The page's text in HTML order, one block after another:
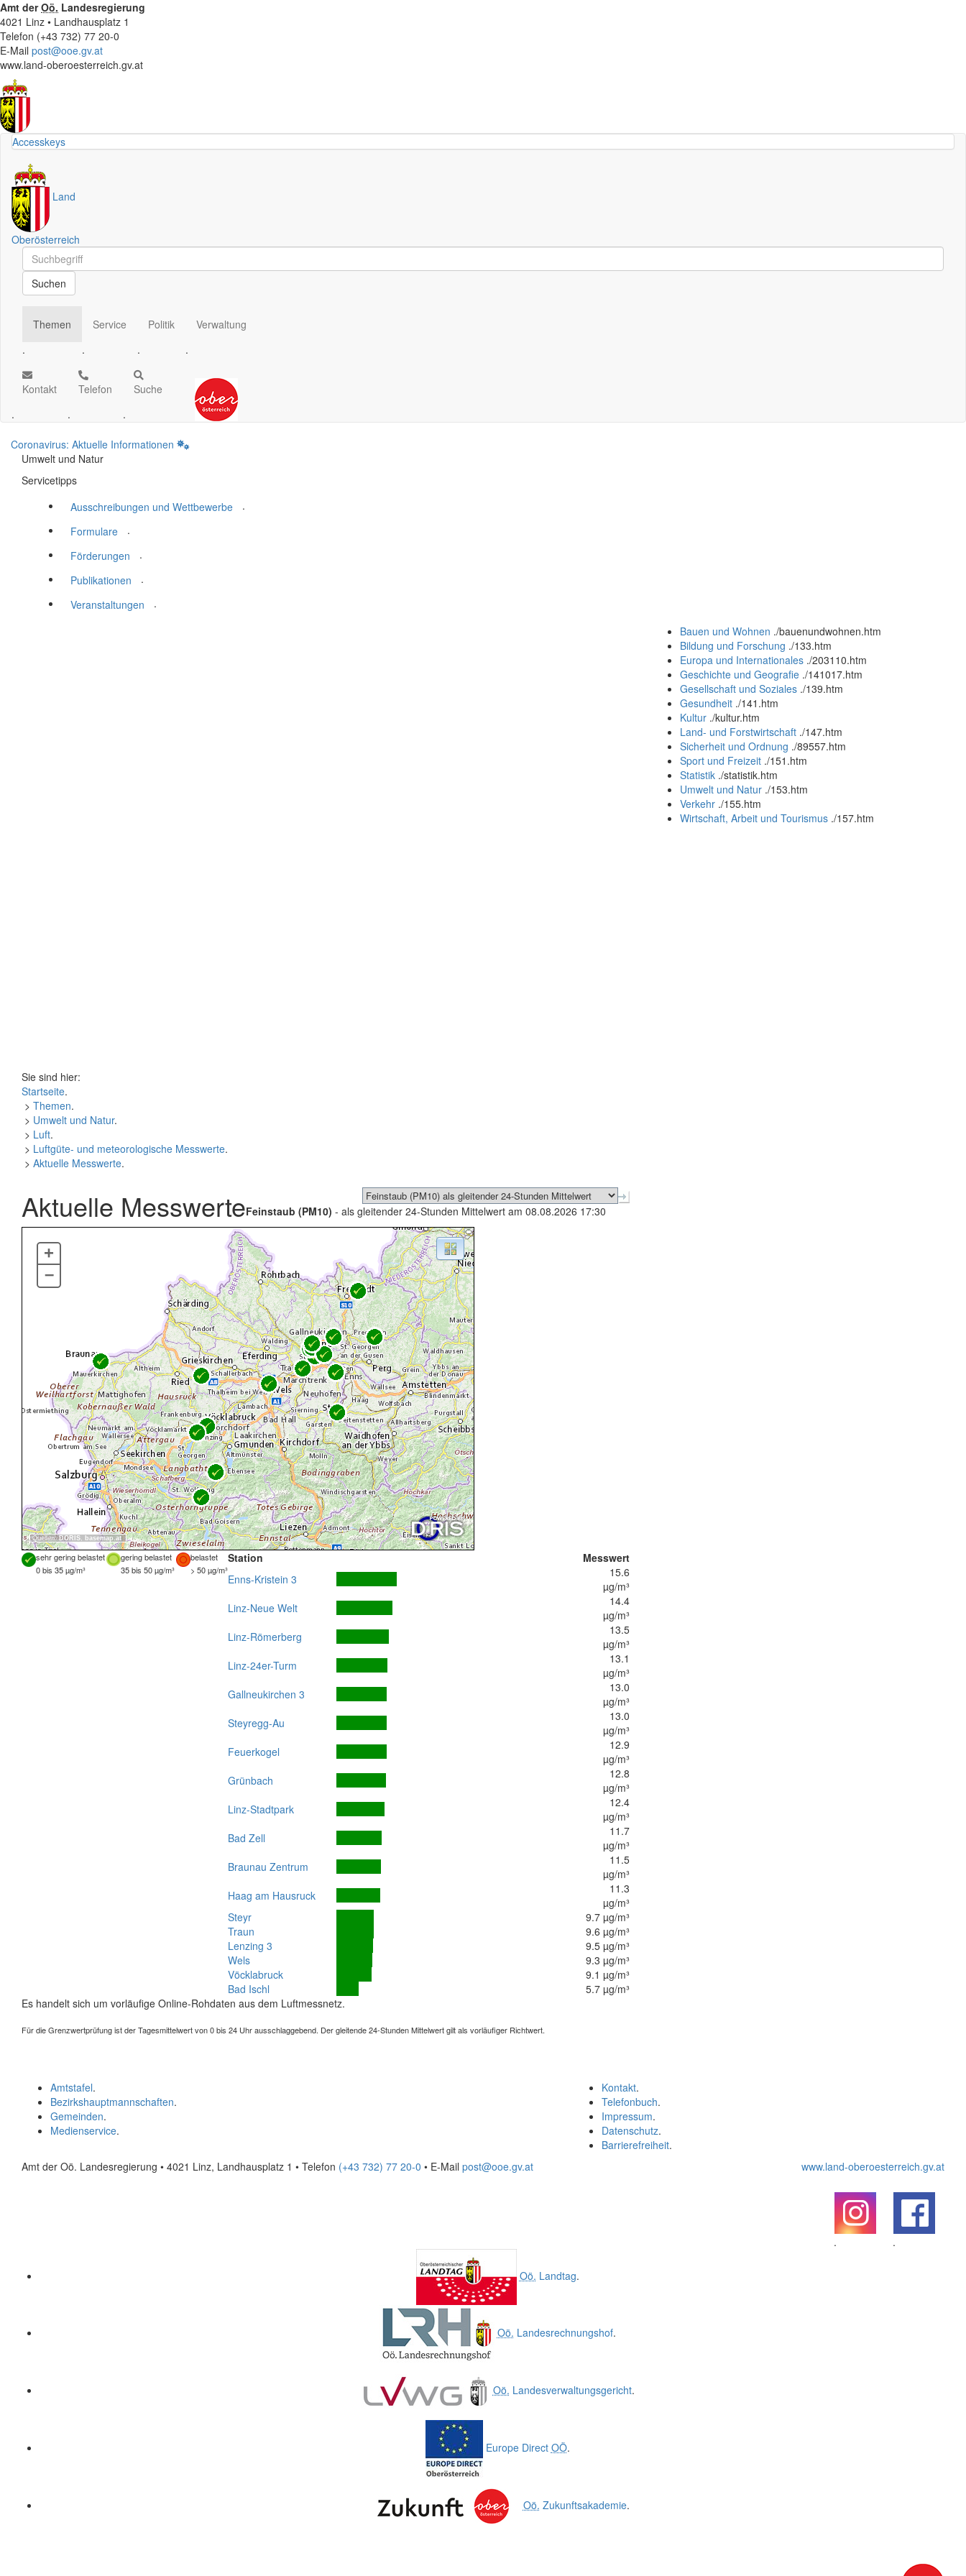
Amt derOö. Landesregierung
4021 Linz • Landhausplatz 1
Telefon (+43 732) 77 20-0
E-Mail post@ooe.gv.at
www.land-oberoesterreich.gv.at
Accesskeys
Land
Oberösterreich
Schnellsuche
Schnellsuche
Suchen
Themen
.
Service
.
Politik
.
Verwaltung
.
Kontakt
.
Telefon
.
Suche
.
Coronavirus: Aktuelle Informationen
Umwelt und Natur
Servicetipps
Ausschreibungen und Wettbewerbe
.
Formulare
.
Förderungen
.
Publikationen
.
Veranstaltungen
.
Bauen und Wohnen ./bauenundwohnen.htm
Bildung und Forschung ./133.htm
Europa und Internationales ./203110.htm
Geschichte und Geografie ./141017.htm
Gesellschaft und Soziales ./139.htm
Gesundheit ./141.htm
Kultur ./kultur.htm
Land- und Forstwirtschaft ./147.htm
Sicherheit und Ordnung ./89557.htm
Sport und Freizeit ./151.htm
Statistik ./statistik.htm
Umwelt und Natur ./153.htm
Verkehr ./155.htm
Wirtschaft, Arbeit und Tourismus ./157.htm
Sie sind hier:
Startseite.
> Themen.
> Umwelt und Natur.
> Luft.
> Luftgüte- und meteorologische Messwerte.
> Aktuelle Messwerte.
Aktuelle MesswerteFeinstaub (PM10) - als gleitender 24-Stunden Mittelwert am 08.08.2026 17:30
Quellen:DORIS, basemap.at
+
–
sehr gering belastet gering belastet
belastet
0 bis 35 µg/m³
35 bis 50 µg/m³ > 50 µg/m³
Station
Messwert
Enns-Kristein 3
15.6
µg/m³
Linz-Neue Welt
14.4
µg/m³
Linz-Römerberg
13.5
µg/m³
Linz-24er-Turm
13.1
µg/m³
Gallneukirchen 3
13.0
µg/m³
Steyregg-Au
13.0
µg/m³
Feuerkogel
12.9
µg/m³
Grünbach
12.8
µg/m³
Linz-Stadtpark
12.4
µg/m³
Bad Zell
11.7
µg/m³
Braunau Zentrum
11.5
µg/m³
Haag am Hausruck
11.3
µg/m³
Steyr
9.7 µg/m³
Traun
9.6 µg/m³
Lenzing 3
9.5 µg/m³
Wels
9.3 µg/m³
Vöcklabruck
9.1 µg/m³
Bad Ischl
5.7 µg/m³
Es handelt sich um vorläufige Online-Rohdaten aus dem Luftmessnetz.
Für die Grenzwertprüfung ist der Tagesmittelwert von 0 bis 24 Uhr ausschlaggebend. Der gleitende 24-Stunden Mittelwert gilt als vorläufiger Richtwert.
Kontakt.
Telefonbuch.
Impressum.
Datenschutz.
Barrierefreiheit.
Amtstafel.
Bezirkshauptmannschaften.
Gemeinden.
Medienservice.
Amt der Oö. Landesregierung • 4021 Linz, Landhausplatz 1 • Telefon (+43 732) 77 20-0 • E-Mail post@ooe.gv.at www.land-oberoesterreich.gv.at
.
.
Oö. Landtag.
Oö. Landesrechnungshof.
Oö. Landesverwaltungsgericht.
Europe Direct OÖ.
Oö. Zukunftsakademie.